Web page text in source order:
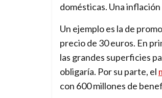
domésticas. Una
Un ejemplo es la de
precio de 30 euros. En
las grandes superficies
obligaría. Por su parte, el
con 600 millones de